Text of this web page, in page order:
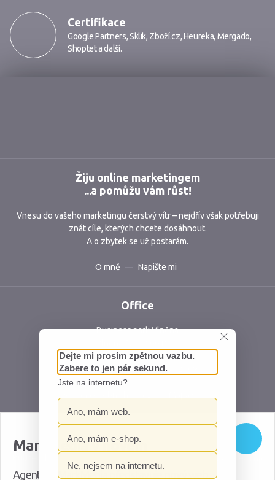
MarkMedia v novém
Agentura MarkMedia představuje nový web.
Certifikace
Google Partners,Sklik, Zboží.cz,Heureka, Mergado,
Shopteta další.
Žiju online marketingem
...a pomůžu vám růst!
Vnesu do vašeho marketingu čerstvý vítr – nejdřív však potřebuji
znát cíle, kterých chcete dosáhnout.
A o zbytek se už postarám.
O mně Napište mi
Office
Business park Vlněna
Česká republika
IČ: 06762409 DIČ: CZ06762409
Na stopě marketingu
Buďte o krok napřed – sledujte inspiraci, praktické rady a videa i na
mých sociálních sítích.